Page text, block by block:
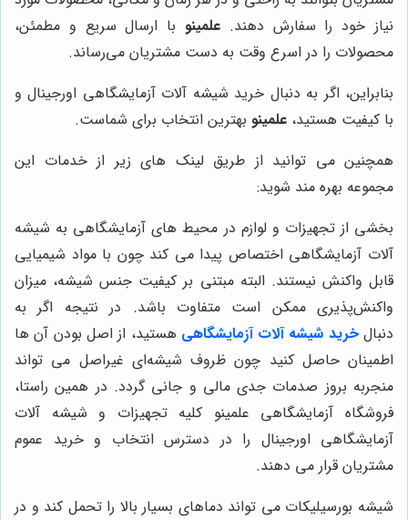
نیاز خود را سفارش دهند. علمینو با ارسال سریع و مطمئن،
محصولات را در اسرع وقت به دست مشتریان می‌رساند.
بنابراین، اگر به دنبال خرید شیشه آلات آزمایشگاهی اورجینال و
با کیفیت هستید، علمینو بهترین انتخاب برای شماست.
همچنین می توانید از طریق لینک های زیر از خدمات این
مجموعه بهره مند شوید:
بخشی از تجهیزات و لوازم در محیط های آزمایشگاهی به شیشه
آلات آزمایشگاهی اختصاص پیدا می کند چون با مواد شیمیایی
قابل واکنش نیستند. البته مبتنی بر کیفیت جنس شیشه، میزان
واکنش‌پذیری ممکن است متفاوت باشد. در نتیجه اگر به
دنبال خرید شیشه آلات آزمایشگاهی هستید، از اصل بودن آن ها
اطمینان حاصل کنید چون ظروف شیشه‌ای غیراصل می تواند
منجربه بروز صدمات جدی مالی و جانی گردد. در همین راستا،
فروشگاه آزمایشگاهی علمینو کلیه تجهیزات و شیشه آلات
آزمایشگاهی اورجینال را در دسترس انتخاب و خرید عموم
مشتریان قرار می دهند.
شیشه بورسیلیکات می تواند دماهای بسیار بالا را تحمل کند و در